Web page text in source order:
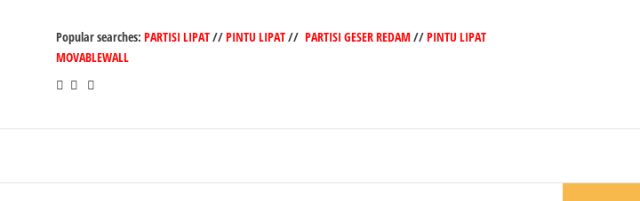
Popular searches: PARTISI LIPAT//PINTU LIPAT// PARTISI GESER REDAM//PINTU LIPAT
MOVABLEWALL